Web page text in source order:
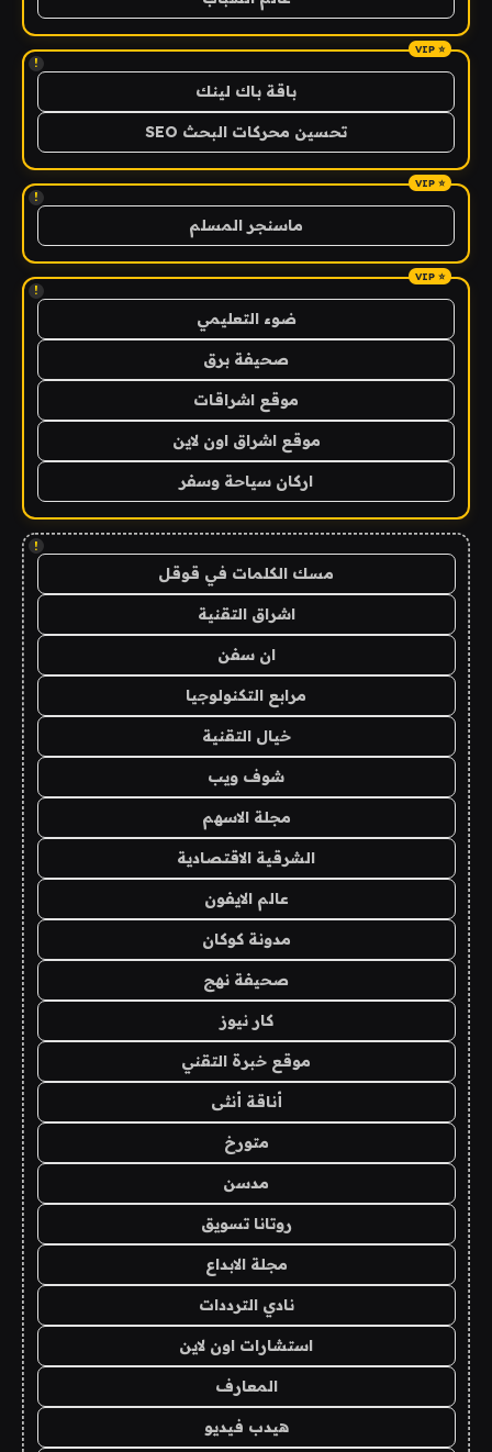
!
باقة باك لينك
تحسين محركات البحث SEO
!
ماسنجر المسلم
!
ضوء التعليمي
صحيفة برق
موقع اشراقات
موقع اشراق اون لاين
اركان سياحة وسفر
!
مسك الكلمات في قوقل
اشراق التقنية
ان سفن
مرابع التكنولوجيا
خيال التقنية
شوف ويب
مجلة الاسهم
الشرقية الاقتصادية
عالم الايفون
مدونة كوكان
صحيفة نهج
كار نيوز
موقع خبرة التقني
أناقة أنثى
متورخ
مدسن
روتانا تسويق
مجلة الابداع
نادي الترددات
استشارات اون لاين
المعارف
هيدب فيديو